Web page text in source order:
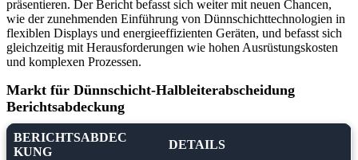
präsentieren. Der Bericht befasst sich weiter mit neuen Chancen,
wie der zunehmenden Einführung von Dünnschichttechnologien in
flexiblen Displays und energieeffizienten Geräten, und befasst sich
gleichzeitig mit Herausforderungen wie hohen Ausrüstungskosten
und komplexen Prozessen.
Markt für Dünnschicht-Halbleiterabscheidung
Berichtsabdeckung
BERICHTSABDEC
KUNG
DETAILS